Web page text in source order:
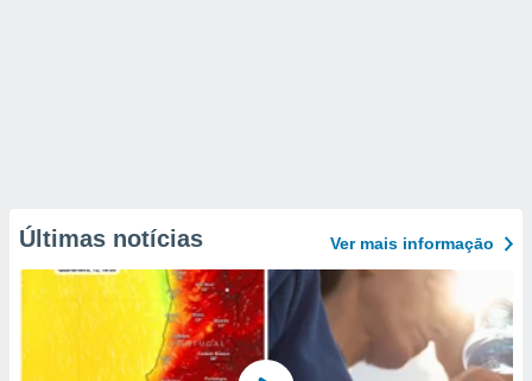
Últimas notícias Ver mais informaçāo